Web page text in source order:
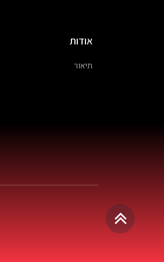
אודות
תיאור
גלילה
לראש